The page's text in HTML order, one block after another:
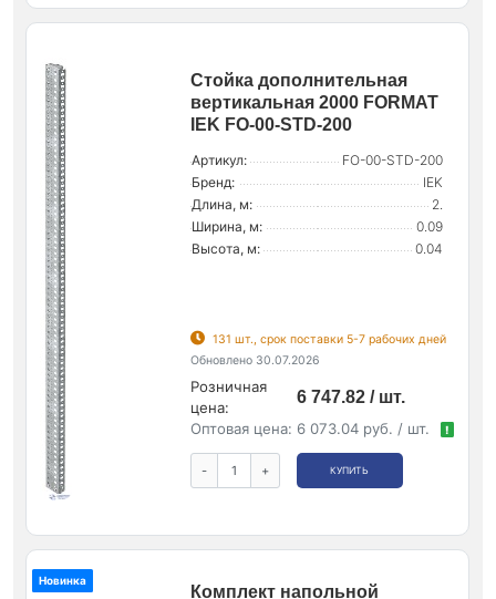
Стойка дополнительная
вертикальная 2000 FORMAT
IEK FO-00-STD-200
Артикул:
FO-00-STD-200
Бренд:
IEK
Длина, м:
2.
Ширина, м:
0.09
Высота, м:
0.04
131 шт., срок поставки 5-7 рабочих дней
Обновлено 30.07.2026
Розничная
цена:
6 747.82 / шт.
Оптовая цена: 6 073.04 руб. / шт. !
- + КУПИТЬ
Новинка
Комплект напольной